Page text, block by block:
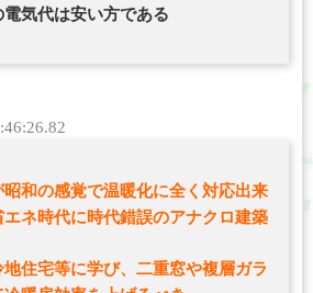
気代は安い方である
昭和の感覚で温暖化に全く対応出来
ネ時代に時代錯誤のアナクロ建築
住宅等に学び、二重窓や複層ガラ